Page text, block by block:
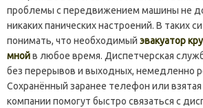
проблемы с передвижением машины не
никаких панических настроений. В таких
понимать, что необходимый эвакуатор
мнойв любое время. Диспетчерская
без перерывов и выходных, немедленно
Сохранённый заранее телефон или взятая
компании помогут быстро связаться с